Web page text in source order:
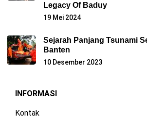
Legacy Of Baduy
19 Mei 2024
Sejarah Panjang Tsunami
Banten
10 Desember 2023
INFORMASI
Kontak